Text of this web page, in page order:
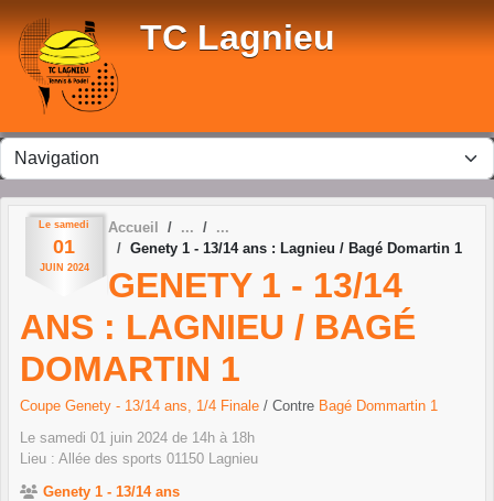
TC Lagnieu
Le samedi
01
JUIN 2024
Accueil
Genety 1 - 13/14 ans : Lagnieu / Bagé Domartin 1
GENETY 1 - 13/14
ANS : LAGNIEU / BAGÉ
DOMARTIN 1
Coupe Genety - 13/14 ans, 1/4 Finale / Contre Bagé Dommartin 1
Le samedi 01 juin 2024 de 14h à 18h
Lieu : Allée des sports 01150 Lagnieu
Genety 1 - 13/14 ans